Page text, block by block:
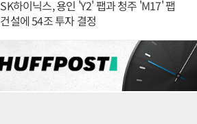
SK하이닉스, 용인 'Y2' 팹과 청주 'M17' 팹
건설에 54조 투자 결정